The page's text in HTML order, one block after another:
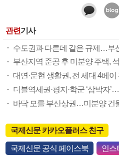
관련기사
수도권과 다른데 같은 규제…부
부산지역 준공 후 미분양 주택,
더블역세권·평지·학군 ‘삼박자
바닥 모를 부산상권…미분양 건
국제신문 카카오플러스 친구
국제신문 공식 페이스북 인스